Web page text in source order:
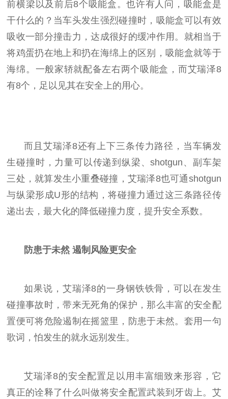
前横梁以及前后8个吸能盒。也许有人问，吸能盒是
干什么的？当车头发生强烈碰撞时，吸能盒可以有效
吸收一部分撞击力，达成很好的缓冲作用。就相当于
将鸡蛋扔在地上和扔在海绵上的区别，吸能盒就等于
海绵。一般家轿就配备左右两个吸能盒，而艾瑞泽8
有8个，足以见其在安全上的用心。
而且艾瑞泽8还有上下三条传力路径，当车辆发
生碰撞时，力量可以传递到纵梁、shotgun、副车架
三处，就算发生小重叠碰撞，艾瑞泽8也可通shotgun
与纵梁形成U形的结构，将碰撞力通过这三条路径传
递出去，最大化的降低碰撞力度，提升安全系数。
防患于未然 遏制风险更安全
如果说，艾瑞泽8的一身钢铁铁骨，可以在发生
碰撞事故时，带来无死角的保护，那么丰富的安全配
置便可将危险遏制在摇篮里，防患于未然。套用一句
歌词，怕发生的就永远别发生。
艾瑞泽8的安全配置足以用丰富细致来形容，它
真正的诠释了什么叫做将安全配置武装到牙齿上。艾